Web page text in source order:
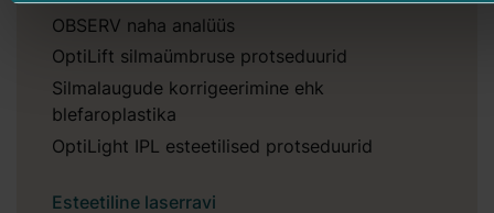
OBSERV naha analüüs
OptiLift silmaümbruse protseduurid
Silmalaugude korrigeerimine ehk
blefaroplastika
OptiLight IPL esteetilised protseduurid
Esteetiline laserravi